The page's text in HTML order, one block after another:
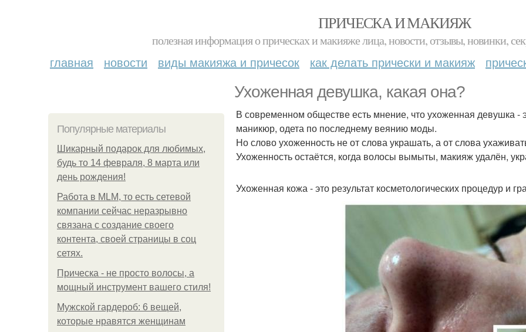
ПРИЧЕСКА И МАКИЯЖ
полезная информация о прическах и макияже лица, новости, отзывы, новинки,
главная новости виды макияжа и причесок как делать прически и макияж
Ухоженная девушка, какая она?
Популярные материалы
Шикарный подарок для любимых,
будь то 14 февраля, 8 марта или
день рождения!
Работа в MLM, то есть сетевой
компании сейчас неразрывно
связана с создание своего
контента, своей страницы в соц
сетях.
Прическа - не просто волосы, а
мощный инструмент вашего стиля!
Мужской гардероб: 6 вещей,
которые нравятся женщинам
В современном обществе есть мнение, что ухоженная девушка -
маникюр, одета по последнему веянию моды.
Но слово ухоженность не от слова украшать, а от слова
Ухоженность остаётся, когда волосы вымыты, макияж удалён,
Ухоженная кожа - это результат косметологических процедур и